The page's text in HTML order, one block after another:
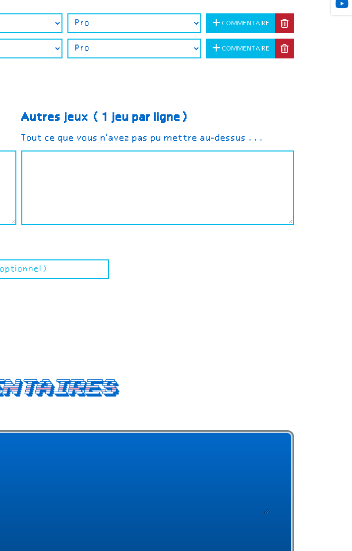
COMMENTAIRE
COMMENTAIRE
Autres jeux (1 jeu par ligne)
Tout ce que vous n'avez pas pu mettre au-dessus ...